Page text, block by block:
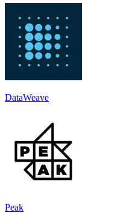
DataWeave
Peak